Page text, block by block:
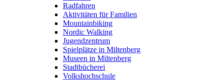
Radfahren
Aktivitäten für Familien
Mountainbiking
Nordic Walking
Jugendzentrum
Spielplätze in Miltenberg
Museen in Miltenberg
Stadtbücherei
Volkshochschule